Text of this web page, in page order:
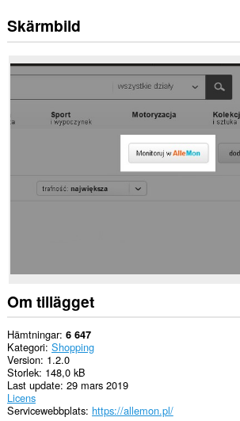
Tillägget
kan
tillgång
till
på
vissa
webbplatser.
Skärmbild
Om tillägget
Hämtningar 6 647
Kategori Shopping
Version 1.2.0
Storlek 148,0 kB
Last update 29 mars 2019
Licens
Servicewebbplats https://allemon.pl/